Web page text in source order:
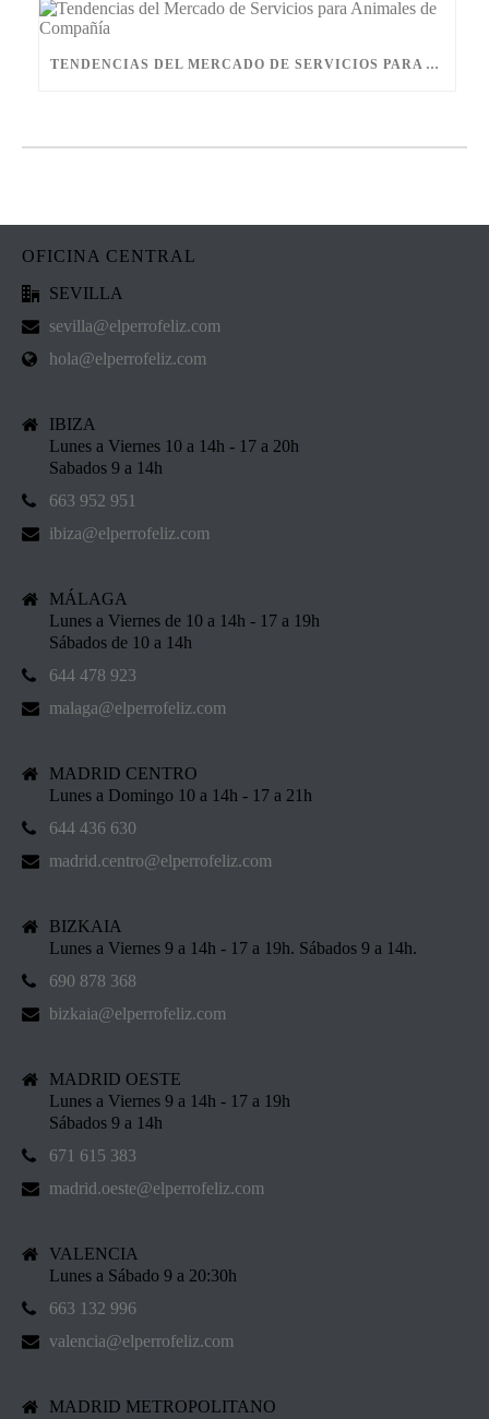
TENDENCIAS DEL MERCADO DE SERVICIOS PARA ANIMALES DE COMPAÑÍA
OFICINA CENTRAL
SEVILLA
sevilla@elperrofeliz.com
hola@elperrofeliz.com
IBIZA
Lunes a Viernes 10 a 14h - 17 a 20h
Sabados 9 a 14h
663 952 951
ibiza@elperrofeliz.com
MÁLAGA
Lunes a Viernes de 10 a 14h - 17 a 19h
Sábados de 10 a 14h
644 478 923
malaga@elperrofeliz.com
MADRID CENTRO
Lunes a Domingo 10 a 14h - 17 a 21h
644 436 630
madrid.centro@elperrofeliz.com
BIZKAIA
Lunes a Viernes 9 a 14h - 17 a 19h. Sábados 9 a 14h.
690 878 368
bizkaia@elperrofeliz.com
MADRID OESTE
Lunes a Viernes 9 a 14h - 17 a 19h
Sábados 9 a 14h
671 615 383
madrid.oeste@elperrofeliz.com
VALENCIA
Lunes a Sábado 9 a 20:30h
663 132 996
valencia@elperrofeliz.com
MADRID METROPOLITANO